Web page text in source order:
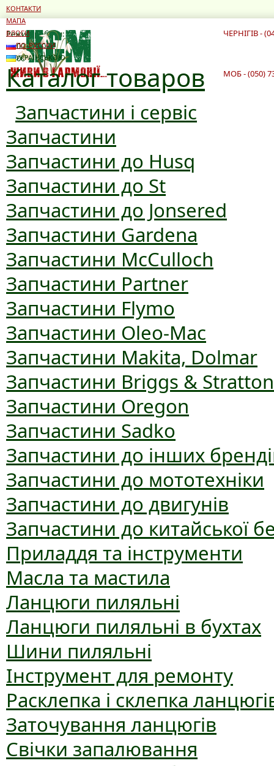
Режим роботи:
10:00 - 19:00
10:00 - 16:00
ЧЕРНІГІВ -
Каталог товаров
Запчастини і сервіс
Запчастини
Запчастини до Husq
Запчастини до St
Запчастини до Jonsered
Запчастини Gardena
Запчастини McCulloch
Запчастини Partner
Запчастини Flymo
Запчастини Oleo-Mac
Запчастини Makita, Dolmar
Запчастини Briggs & Stratton
Запчастини Oregon
Запчастини Sadko
Запчастини до інших
Запчастини до мототехніки
Запчастини до двигунів
Запчастини до китайської
Приладдя та інструменти
Масла та мастила
Ланцюги пиляльні
Ланцюги пиляльні в бухтах
Шини пиляльні
Інструмент для ремонту
Расклепка і склепка
Заточування ланцюгів
Свічки запалювання
МОБ - (050)
КОНТАКТИ
МАПА
БЛОГИ
ПО-РУССКИ
УКРАЇНСЬКОЮ